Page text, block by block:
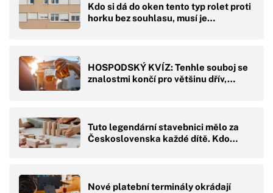
Kdo si dá do oken tento typ rolet proti
horku bez souhlasu, musí je…
HOSPODSKÝ KVÍZ: Tenhle souboj se
znalostmi končí pro většinu dřív,…
Tuto legendární stavebnici mělo za
Československa každé dítě. Kdo…
Nové platební terminály okrádají